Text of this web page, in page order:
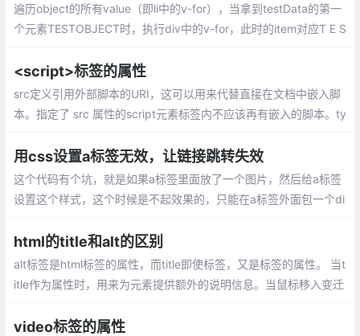
遍历object的所有value（即li中的v-for），当拿到testData的第一
个元素TESTOBJECT时，执行div中的v-for，此时的item对应T E S
是否是array，很显然每次判断都是object
<script>标签的属性
src定义引用外部脚本的URI，这可以用来代替直接在文档中嵌入脚
本。指定了 src 属性的script元素标签内不应该再有嵌入的脚本。ty
用css设置a标签无效，让链接跳转失效
这个代码有个坑，就是如果a标签里面放了一个图片，然后给a标签
设置这个样式，这个时候是不起效果的，只能在a标签外面包一个di
html的title和alt的区别
alt标签是html标签的属性，而title即使标签，又是标签的属性。 当t
itle作为属性时，用来为元素提供额外的说明信息。当鼠标移入变迁
video标签的属性